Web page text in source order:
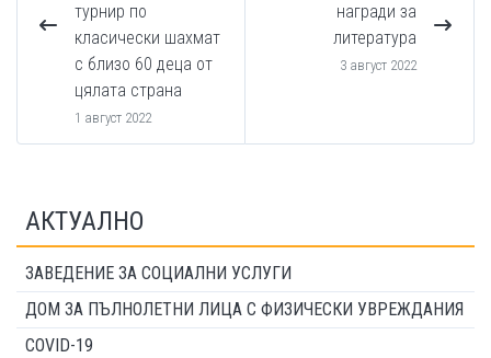
турнир по
класически шахмат
с близо 60 деца от
цялата страна
1 август 2022
награди за
литература
3 август 2022
АКТУАЛНО
ЗАВЕДЕНИЕ ЗА СОЦИАЛНИ УСЛУГИ
ДОМ ЗА ПЪЛНОЛЕТНИ ЛИЦА С ФИЗИЧЕСКИ УВРЕЖДАНИЯ
COVID-19